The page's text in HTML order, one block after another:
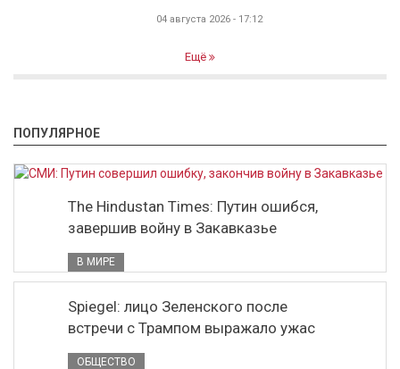
04 августа 2026 - 17:12
Ещё
ПОПУЛЯРНОЕ
The Hindustan Times: Путин ошибся,
завершив войну в Закавказье
В МИРЕ
Spiegel: лицо Зеленского после
встречи с Трампом выражало ужас
ОБЩЕСТВО